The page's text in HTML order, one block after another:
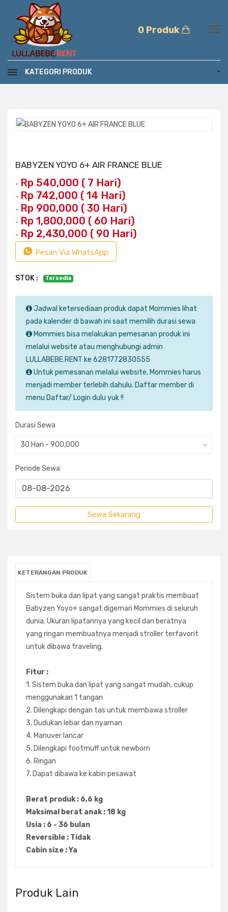
0 Produk
KATEGORI PRODUK
BABYZEN YOYO 6+ AIR FRANCE BLUE
- Rp 540,000 ( 7 Hari)
- Rp 742,000 ( 14 Hari)
- Rp 900,000 ( 30 Hari)
- Rp 1,800,000 ( 60 Hari)
- Rp 2,430,000 ( 90 Hari)
Pesan Via WhatsApp
STOK : Tersedia
Jadwal ketersediaan produk dapat Mommies lihat
pada kalender di bawah ini saat memilih durasi sewa
Mommies bisa melakukan pemesanan produk ini
melalui website atau menghubungi admin
LULLABEBE.RENT ke 6281772830555
Untuk pemesanan melalui website, Mommies harus
menjadi member terlebih dahulu. Daftar member di
menu Daftar/ Login dulu yuk !!
Durasi Sewa
30 Hari - 900,000
Periode Sewa
KETERANGAN PRODUK
Sistem buka dan lipat yang sangat praktis membuat
Babyzen Yoyo+ sangat digemari Mommies di seluruh
dunia. Ukuran lipatannya yang kecil dan beratnya
yang ringan membuatnya menjadi stroller terfavorit
untuk dibawa traveling.
Fitur :
1. Sistem buka dan lipat yang sangat mudah, cukup
menggunakan 1 tangan
2. Dilengkapi dengan tas untuk membawa stroller
3. Dudukan lebar dan nyaman
4. Manuver lancar
5. Dilengkapi footmuff untuk newborn
6. Ringan
7. Dapat dibawa ke kabin pesawat
Berat produk : 6,6 kg
Maksimal berat anak : 18 kg
Usia : 6 - 36 bulan
Reversible : Tidak
Cabin size : Ya
Produk Lain